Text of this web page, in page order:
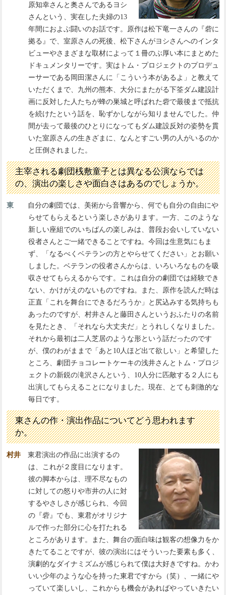
原知幸さんと奥さんであるヨシ
さんという、実在した夫婦の13
年間におよぶ闘いのお話です。原作は松下竜一さんの『砦に
拠る』で、室原さんの死後、松下さんがヨシさんへのインタ
ビューやさまざまな取材によって１冊のぶ厚い本にまとめた
ドキュメンタリーです。実はトム・プロジェクトのプロデュ
ーサーである岡田潔さんに「こういう本があるよ」と教えて
いただくまで、九州の熊本、大分にまたがる下筌ダム建設計
画に反対した人たちが蜂の巣城と呼ばれた砦で最後まで抵抗
を続けたという話を、恥ずかしながら知りませんでした。仲
間が去って最後のひとりになってもダム建設反対の姿勢を貫
いた室原さんの生きざまに、なんとすごい男の人がいるのか
と圧倒されました。
主宰される劇団桟敷童子とは異なる公演ならでは
の、演出の楽しさや面白さはあるのでしょうか。
東 自分の劇団では、美術から音響から、何でも自分の自由にや
らせてもらえるという楽しさがあります。一方、このような
新しい座組でのいちばんの楽しみは、普段お会いしていない
役者さんとご一緒できることですね。今回は生意気にもま
ず、「なるべくベテランの方とやらせてください」とお願い
しました。ベテランの役者さんからは、いろいろなものを吸
収させてもらえるからです。これは自分の劇団では経験でき
ない、かけがえのないものですね。また、原作を読んだ時は
正直「これを舞台にできるだろうか」と尻込みする気持ちも
あったのですが、村井さんと藤田さんというおふたりの名前
を見たとき、「それなら大丈夫だ」とうれしくなりました。
それから最初は二人芝居のような形という話だったのです
が、僕のわがままで「あと10人ほど出て欲しい」と希望した
ところ、劇団チョコレートケーキの浅井さんとトム・プロジ
ェクトの新鋭の滝沢さんという、10人分に匹敵する２人にも
出演してもらえることになりました。現在、とても刺激的な
毎日です。
東さんの作・演出作品についてどう思われます
か。
村井 東君演出の作品に出演するの
は、これが２度目になります。
彼の脚本からは、理不尽なもの
に対しての怒りや市井の人に対
するやさしさが感じられ、今回
の『砦』でも、東君がオリジナ
ルで作った部分に心を打たれる
ところがあります。また、舞台の面白味は観客の想像力をか
きたてることですが、彼の演出にはそういった要素も多く、
演劇的なダイナミズムが感じられて僕は大好きですね。かわ
いい少年のような心を持った東君ですから（笑）、一緒にや
っていて楽しいし、これからも機会があればやっていきたい